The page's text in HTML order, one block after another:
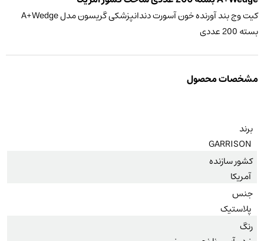
کیت وج بند آورنده خون آسورت دندانپزشکی گریسون مدل A+Wedge
بسته 200 عددی
مشخصات محصول
برند
GARRISON
کشور سازنده
آمریکا
جنس
پلاستیک
رنگ